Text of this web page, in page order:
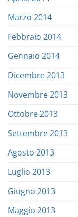
Marzo 2014
Febbraio 2014
Gennaio 2014
Dicembre 2013
Novembre 2013
Ottobre 2013
Settembre 2013
Agosto 2013
Luglio 2013
Giugno 2013
Maggio 2013